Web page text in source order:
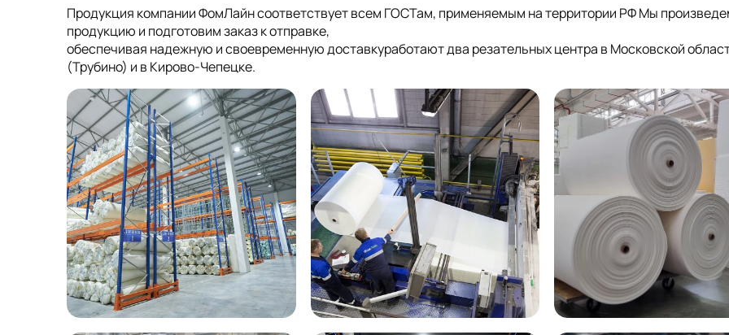
Продукция компании ФомЛайн соответствует всем ГОСТам, применяемым на территории РФ Мы
продукцию и подготовим заказ к отправке,
обеспечивая надежную и своевременную доставкуработают два резательных центра в Московской
(Трубино) и в Кирово-Чепецке.